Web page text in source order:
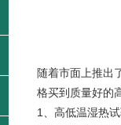
随着市面上推出
格买到质量好的
1、高低温湿热